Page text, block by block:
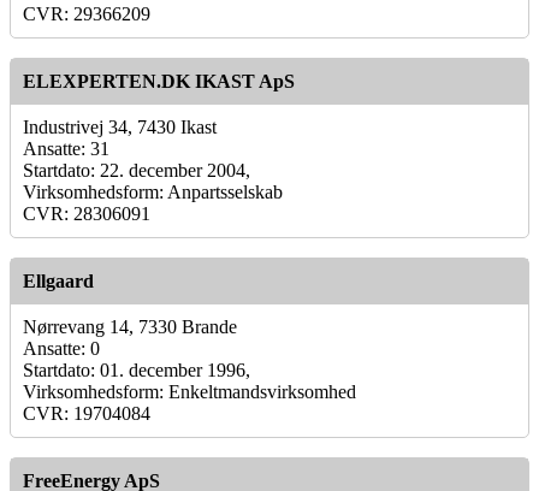
CVR: 29366209
ELEXPERTEN.DK IKAST ApS
Industrivej 34, 7430 Ikast
Ansatte: 31
Startdato: 22. december 2004,
Virksomhedsform: Anpartsselskab
CVR: 28306091
Ellgaard
Nørrevang 14, 7330 Brande
Ansatte: 0
Startdato: 01. december 1996,
Virksomhedsform: Enkeltmandsvirksomhed
CVR: 19704084
FreeEnergy ApS